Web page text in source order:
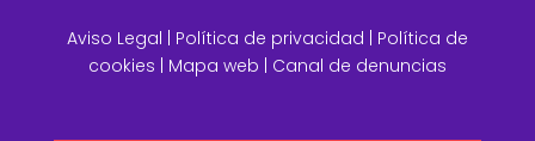
Aviso Legal Política de privacidad | Política de
cookies | Mapa web Canal de denuncias